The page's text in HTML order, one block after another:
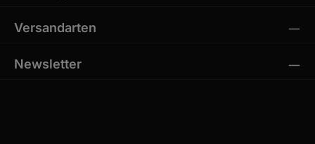
Versandarten
Newsletter